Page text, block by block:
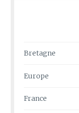
Bretagne
Europe
France